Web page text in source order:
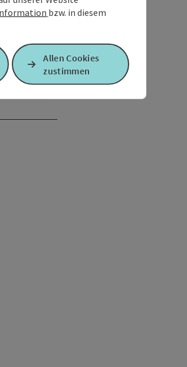
bzw. in diesem
Allen Cookies
zustimmen